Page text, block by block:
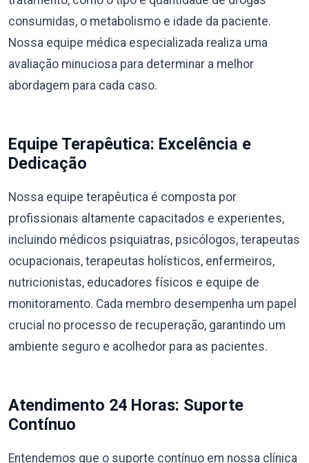
consumidas, o metabolismo e idade da paciente.
Nossa equipe médica especializada realiza uma
avaliação minuciosa para determinar a melhor
abordagem para cada caso.
Equipe Terapêutica: Excelência e
Dedicação
Nossa equipe terapêutica é composta por
profissionais altamente capacitados e experientes,
incluindo médicos psiquiatras, psicólogos, terapeutas
ocupacionais, terapeutas holísticos, enfermeiros,
nutricionistas, educadores físicos e equipe de
monitoramento. Cada membro desempenha um papel
crucial no processo de recuperação, garantindo um
ambiente seguro e acolhedor para as pacientes.
Atendimento 24 Horas: Suporte
Contínuo
Entendemos que o suporte contínuo em nossa clínica